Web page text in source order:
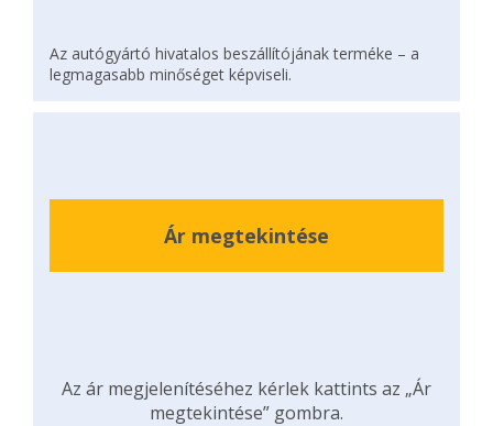
Az autógyártó hivatalos beszállítójának terméke – a
legmagasabb minőséget képviseli.
Ár megtekintése
Az ár megjelenítéséhez kérlek kattints az „Ár
megtekintése” gombra.